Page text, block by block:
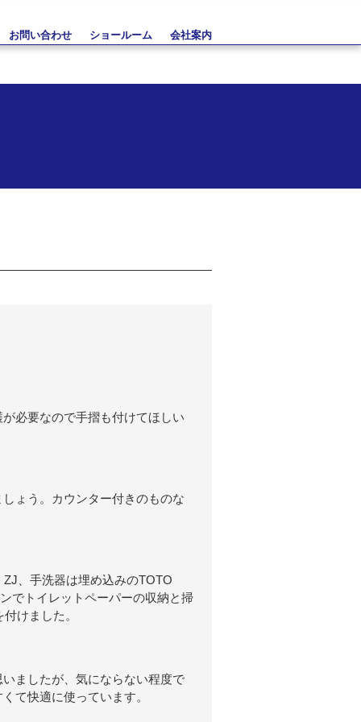
お問い合わせ ショールーム 会社案内
必要なので手摺も付けてほしい
ょう。カウンター付きのものな
、手洗器は埋め込みのTOTO
でトイレットペーパーの収納と掃
けました。
ましたが、気にならない程度で
て快適に使っています。